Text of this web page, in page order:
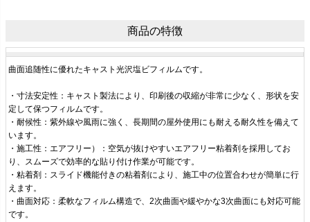
商品の特徴
曲面追随性に優れたキャスト光沢塩ビフィルムです。
・寸法安定性：キャスト製法により、印刷後の収縮が非常に少なく、形状を安
定して保つフィルムです。
・耐候性：紫外線や風雨に強く、長期間の屋外使用にも耐える耐久性を備えて
います。
・施工性：エアフリー）：空気が抜けやすいエアフリー粘着剤を採用してお
り、スムーズで効率的な貼り付け作業が可能です。
・粘着剤：スライド機能付きの粘着剤により、施工中の位置合わせが簡単に行
えます。
・曲面対応：柔軟なフィルム構造で、2次曲面や緩やかな3次曲面にも対応可能
です。